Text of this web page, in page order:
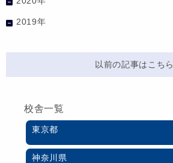
2019年
以前の記事はこちら
校舎一覧
東京都
神奈川県